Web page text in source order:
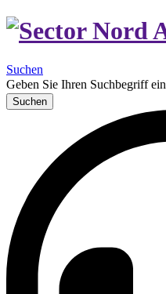
Suchen
Geben Sie Ihren Suchbegriff ein
Suchen